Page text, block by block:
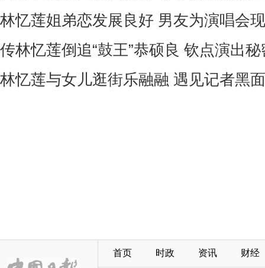
林忆莲姐弟恋发展良好 男友为演唱会
传林忆莲倒追“鼓王”恭硕良 钦点演出
林忆莲与女儿逛街乐融融 遇见记者黑
首页 时政 资讯 财经